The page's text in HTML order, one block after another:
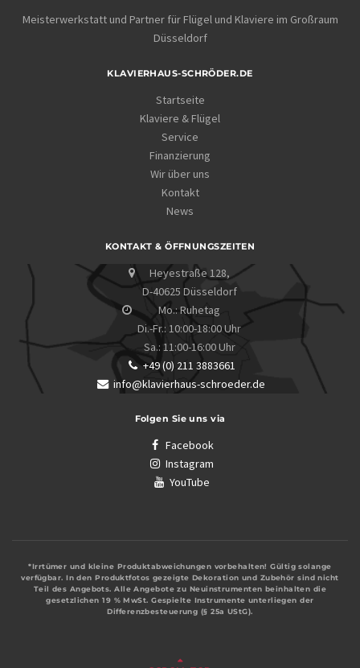
Meisterwerkstatt und Partner für Flügel und Klaviere im Großraum
Düsseldorf
KLAVIERHAUS-SCHRÖDER.DE
Startseite
Klaviere & Flügel
Service
Finanzierung
Wir über uns
Kontakt
News
KONTAKT & ÖFFNUNGSZEITEN
Heyestraße 128,
D-40625 Düsseldorf
Mo.: Ruhetag
Di.-Fr.: 10:00-18:00 Uhr
Sa.: 11:00-16:00 Uhr
+49 (0) 211 3883661
info@klavierhaus-schroeder.de
Folgen Sie uns via
Facebook
Instagram
YouTube
*Irrtümer und kleine Produktabweichungen vorbehalten! Gültig solange
verfügbar. In den Produktfotos gezeigte Dekoration und Zubehör sind nicht
Teil des Angebots. Alle Angebote zu Neuinstrumenten beinhalten die
gesetzlichen 19 % MwSt. Gespielte Instrumente unterliegen der
Differenzbesteuerung (§ 25a UStG).